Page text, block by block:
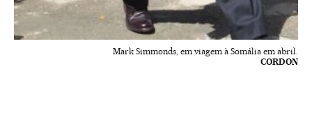
Mark Simmonds, em viagem à Somália em abril.
CORDON